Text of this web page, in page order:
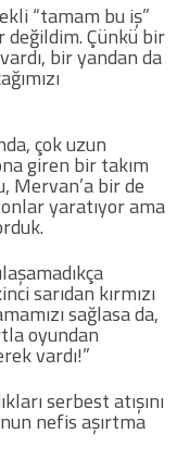
“tamam bu iş”
değildim. Çünkü bir
bir yandan da
çok uzun
giren bir takım
Mervan’a bir de
yaratıyor ama
sarıdan kırmızı
sağlasa da,
oyundan
vardı!”
serbest atışını
nefis aşırtma